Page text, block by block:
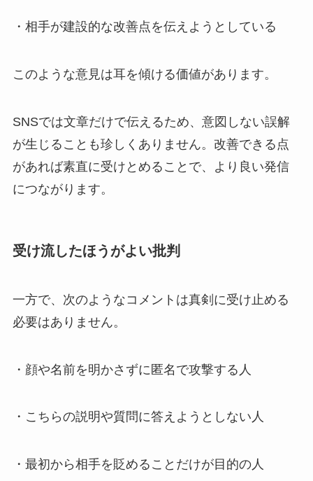
・相手が建設的な改善点を伝えようとしている
このような意見は耳を傾ける価値があります。
SNSでは文章だけで伝えるため、意図しない誤解
が生じることも珍しくありません。改善できる点
があれば素直に受けとめることで、より良い発信
につながります。
受け流したほうがよい批判
一方で、次のようなコメントは真剣に受け止める
必要はありません。
・顔や名前を明かさずに匿名で攻撃する人
・こちらの説明や質問に答えようとしない人
・最初から相手を貶めることだけが目的の人